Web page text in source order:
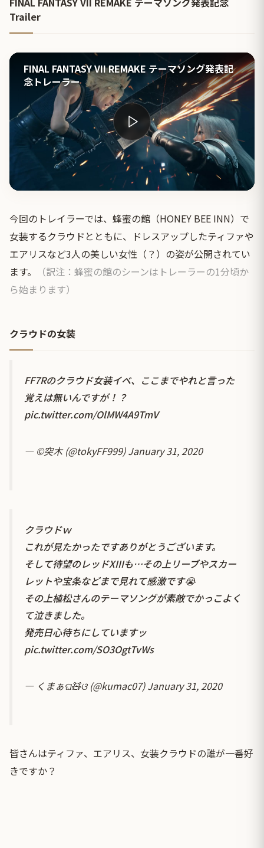
Trailer
FINAL FANTASY VII REMAKE テーマソング発表記
念トレーラー
今回のトレイラーでは、蜂蜜の館（HONEY BEE INN）で
女装するクラウドとともに、ドレスアップしたティファや
エアリスなど3人の美しい女性（？）の姿が公開されてい
ます。
（訳注：蜂蜜の館のシーンはトレーラーの1分頃か
ら始まります）
クラウドの女装
FF7Rのクラウド女装イベ、ここまでやれと言った
覚えは無いんですが！？
pic.twitter.com/OlMW4A9TmV
— ©突木 (@tokyFF999)January 31, 2020
クラウドｗ
これが見たかったですありがとうございます。
そして待望のレッドXIIIも…その上リーブやスカー
レットや宝条などまで見れて感激です😭
その上植松さんのテーマソングが素敵でかっこよく
て泣きました。
発売日心待ちにしていますッ
pic.twitter.com/SO3OgtTvWs
— くまぁଘ🧸ଓ (@kumac07)January 31, 2020
皆さんはティファ、エアリス、女装クラウドの誰が一番好
きですか？